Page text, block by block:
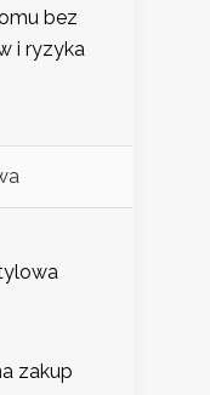
bez
i ryzyka
zakup